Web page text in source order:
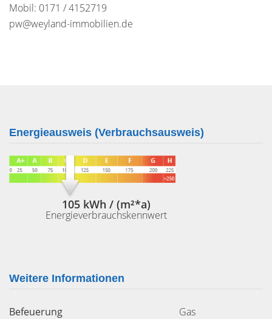
Mobil: 0171 / 4152719
pw@weyland-immobilien.de
Energieausweis (Verbrauchsausweis)
105 kWh / (m²*a)
Energieverbrauchskennwert
Weitere Informationen
Befeuerung
Gas